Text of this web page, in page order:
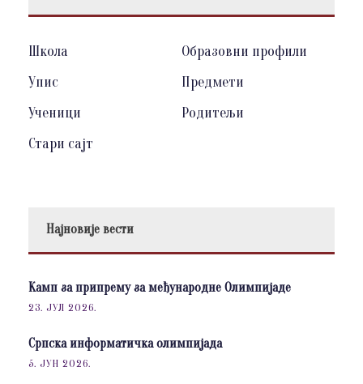
Школа
Образовни профили
Упис
Предмети
Ученици
Родитељи
Стари сајт
Најновије вести
Камп за припрему за међународне Олимпијаде
23. ЈУЛ 2026.
Српска информатичка олимпијада
5. ЈУН 2026.